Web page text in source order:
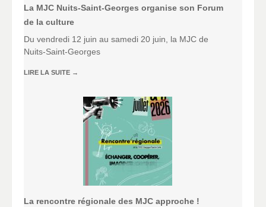
La MJC Nuits-Saint-Georges organise son Forum
de la culture
Du vendredi 12 juin au samedi 20 juin, la MJC de
Nuits-Saint-Georges
LIRE LA SUITE →
La rencontre régionale des MJC approche !